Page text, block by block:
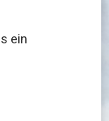
ein